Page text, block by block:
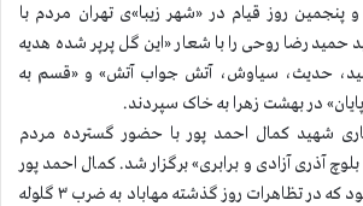
شصت و پنجمین روز قیام در «شهر زیبا»ی تهران مردم با
حمید رضا روحی را با شعار «این گل پرپر شده هدیه
حديث، سياوش، آتش جواب آتش» و «قسم به
پایان» در بهشت زهرا به خاک سپردند.
شهید کمال احمد پور با حضور گسترده مردم
آذری آزادی و برابری» برگزار شد. کمال احمد پور
پدر دو کودک خردسال بود که در تظاهرات روز گذشته مهاباد به ضرب ۳ گلوله